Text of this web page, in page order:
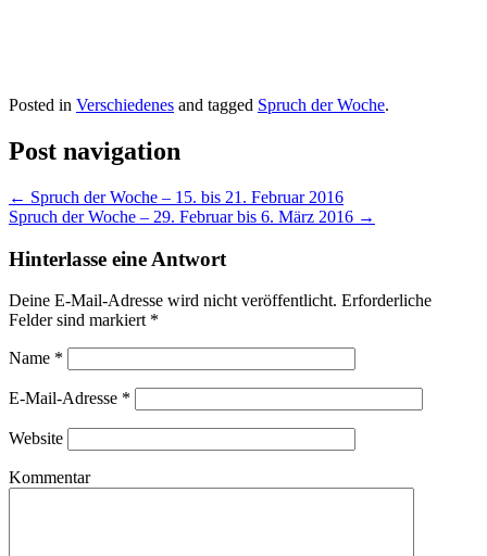
Posted in Verschiedenes and tagged Spruch der Woche.
Post navigation
← Spruch der Woche – 15. bis 21. Februar 2016
Spruch der Woche – 29. Februar bis 6. März 2016 →
Hinterlasse eine Antwort
Deine E-Mail-Adresse wird nicht veröffentlicht. Erforderliche
Felder sind markiert *
Name *
E-Mail-Adresse *
Website
Kommentar